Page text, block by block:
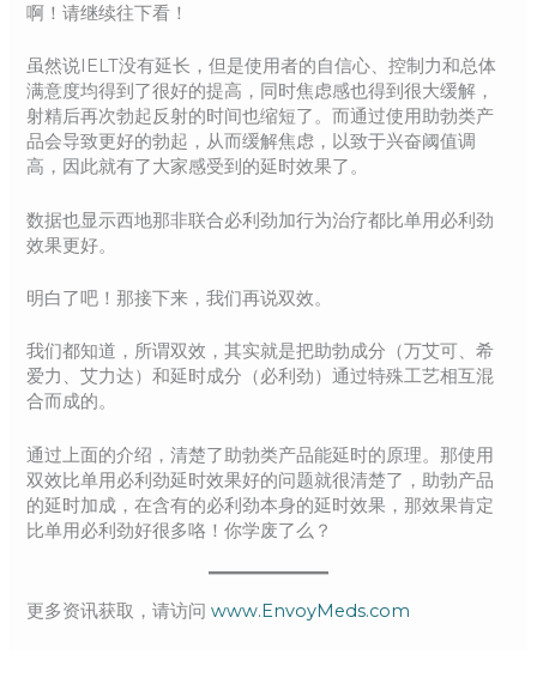
啊！请继续往下看！
虽然说IELT没有延长，但是使用者的自信心、控制力和总体
满意度均得到了很好的提高，同时焦虑感也得到很大缓解，
射精后再次勃起反射的时间也缩短了。而通过使用助勃类产
品会导致更好的勃起，从而缓解焦虑，以致于兴奋阈值调
高，因此就有了大家感受到的延时效果了。
数据也显示西地那非联合必利劲加行为治疗都比单用必利劲
效果更好。
明白了吧！那接下来，我们再说双效。
我们都知道，所谓双效，其实就是把助勃成分（万艾可、希
爱力、艾力达）和延时成分（必利劲）通过特殊工艺相互混
合而成的。
通过上面的介绍，清楚了助勃类产品能延时的原理。那使用
双效比单用必利劲延时效果好的问题就很清楚了，助勃产品
的延时加成，在含有的必利劲本身的延时效果，那效果肯定
比单用必利劲好很多咯！你学废了么？
更多资讯获取，请访问www.EnvoyMeds.com